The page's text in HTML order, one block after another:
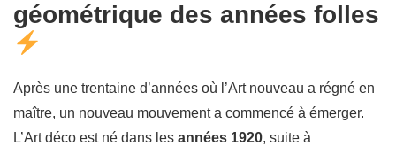
géométrique des années folles
Après une trentaine d’années où l’Art nouveau a régné en
maître, un nouveau mouvement a commencé à émerger.
L’Art déco est né dans les années 1920, suite à